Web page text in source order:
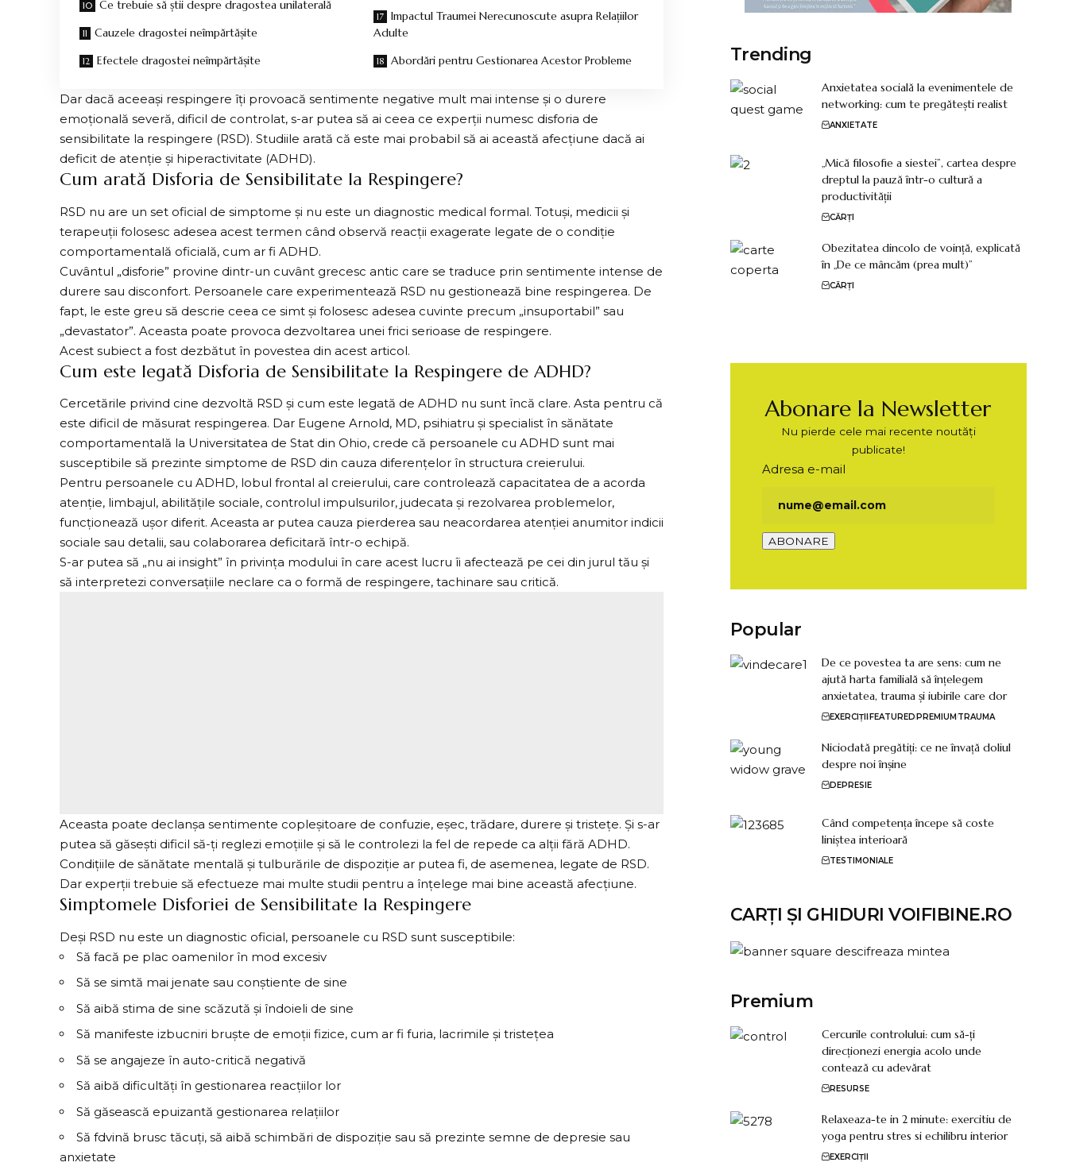
Ce trebuie să știi despre dragostea unilaterală
Cauzele dragostei neîmpărtășite
Efectele dragostei neîmpărtășite
Impactul Traumei Nerecunoscute asupra Relațiilor
Adulte
Abordări pentru Gestionarea Acestor Probleme
Dar dacă aceeași respingere îți provoacă sentimente negative mult mai intense și o durere
emoțională severă, dificil de controlat, s-ar putea să ai ceea ce experții numesc disforia de
sensibilitate la respingere (RSD). Studiile arată că este mai probabil să ai această afecțiune dacă ai
deficit de atenție și hiperactivitate (ADHD).
Cum arată Disforia de Sensibilitate la Respingere?
RSD nu are un set oficial de simptome și nu este un diagnostic medical formal. Totuși, medicii și
terapeuții folosesc adesea acest termen când observă reacții exagerate legate de o condiție
comportamentală oficială, cum ar fiADHD.
Cuvântul „disforie” provine dintr-un cuvânt grecesc antic care se traduce prin sentimente intense de
durere sau disconfort. Persoanele care experimentează RSD nu gestionează bine respingerea. De
fapt, le este greu să descrie ceea ce simt și folosesc adesea cuvinte precum „insuportabil” sau
„devastator”. Aceasta poate provoca dezvoltarea unei frici serioase de respingere.
Acest subiect a fost dezbătut în povestea din acest articol.
Cum este legată Disforia de Sensibilitate la Respingere de ADHD?
Cercetările privind cine dezvoltă RSD și cum este legată de ADHD nu sunt încă clare. Asta pentru că
este dificil de măsurat respingerea. Dar Eugene Arnold, MD, psihiatru și specialist în sănătate
comportamentală la Universitatea de Stat din Ohio, crede că persoanele cu ADHD sunt mai
susceptibile să prezinte simptome de RSD din cauza diferențelor în structura creierului.
Pentru persoanele cu ADHD, lobul frontal al creierului, care controlează capacitatea de a acorda
atenție, limbajul, abilitățile sociale, controlul impulsurilor, judecata și rezolvarea problemelor,
funcționează ușor diferit. Aceasta ar putea cauza pierderea sau neacordarea atenției anumitor indicii
sociale sau detalii, sau colaborarea deficitară într-o echipă.
S-ar putea să „nu ai insight” în privința modului în care acest lucru îi afectează pe cei din jurul tău și
să interpretezi conversațiile neclare ca o formă de respingere, tachinare sau critică.
Aceasta poate declanșa sentimente copleșitoare de confuzie, eșec, trădare, durere și tristețe. Și s-ar
putea să găsești dificil să-ți reglezi emoțiile și să le controlezi la fel de repede ca alții fără ADHD.
Condițiile de sănătate mentală și tulburările de dispoziție ar putea fi, de asemenea, legate de RSD.
Dar experții trebuie să efectueze mai multe studii pentru a înțelege mai bine această afecțiune.
Simptomele Disforiei de Sensibilitate la Respingere
Deși RSD nu este un diagnostic oficial, persoanele cu RSD sunt susceptibile:
Să facă pe plac oamenilor în mod excesiv
Să se simtă mai jenate sau conștiente de sine
Să aibă stima de sine scăzută și îndoieli de sine
Să manifeste izbucniri bruște de emoții fizice, cum ar fi furia, lacrimile și tristețea
Să se angajeze în auto-critică negativă
Să aibă dificultăți în gestionarea reacțiilor lor
Să găsească epuizantă gestionarea relațiilor
Să fdvină brusc tăcuți, să aibă schimbări de dispoziție sau să prezinte semne de depresie sau
anxietate
Trending
Anxietatea socială la evenimentele de
networking: cum te pregătești realist
ANXIETATE
„Mică filosofie a siestei”, cartea despre
dreptul la pauză într-o cultură a
productivității
CĂRȚI
Obezitatea dincolo de voință, explicată
în „De ce mâncăm (prea mult)”
CĂRȚI
Abonare la Newsletter
Nu pierde cele mai recente noutăți
publicate!
Adresa e-mail
Popular
De ce povestea ta are sens: cum ne
ajută harta familială să înțelegem
anxietatea, trauma și iubirile care dor
EXERCIȚIIFEATUREDPREMIUMTRAUMA
Niciodată pregătiți: ce ne învață doliul
despre noi înșine
DEPRESIE
Când competența începe să coste
liniștea interioară
TESTIMONIALE
CARȚI ȘI GHIDURI VOIFIBINE.RO
Premium
Cercurile controlului: cum să-ți
direcționezi energia acolo unde
contează cu adevărat
RESURSE
Relaxeaza-te in 2 minute: exercitiu de
yoga pentru stres si echilibru interior
EXERCIȚII